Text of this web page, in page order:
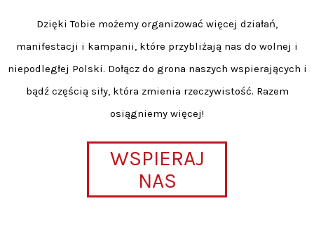
Dzięki Tobie możemy organizować więcej działań,
manifestacji i kampanii, które przybliżają nas do wolnej i
niepodległej Polski. Dołącz do grona naszych wspierających i
bądź częścią siły, która zmienia rzeczywistość. Razem
osiągniemy więcej!
WSPIERAJ
NAS